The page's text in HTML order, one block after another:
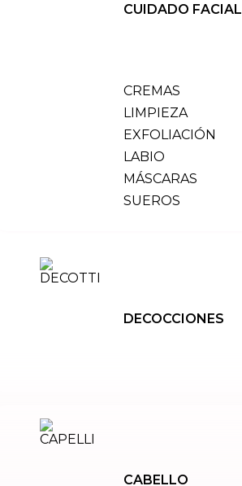
CUIDADO FACIAL
CREMAS
LIMPIEZA
EXFOLIACIÓN
LABIO
MÁSCARAS
SUEROS
DECOCCIONES
CABELLO